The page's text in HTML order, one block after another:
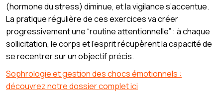
(hormone du stress) diminue, et la vigilance s’accentue.
La pratique régulière de ces exercices va créer
progressivement une “routine attentionnelle” : à chaque
sollicitation, le corps et l’esprit récupèrent la capacité de
se recentrer sur un objectif précis.
Sophrologie et gestion des chocs émotionnels :
découvrez notre dossier complet ici